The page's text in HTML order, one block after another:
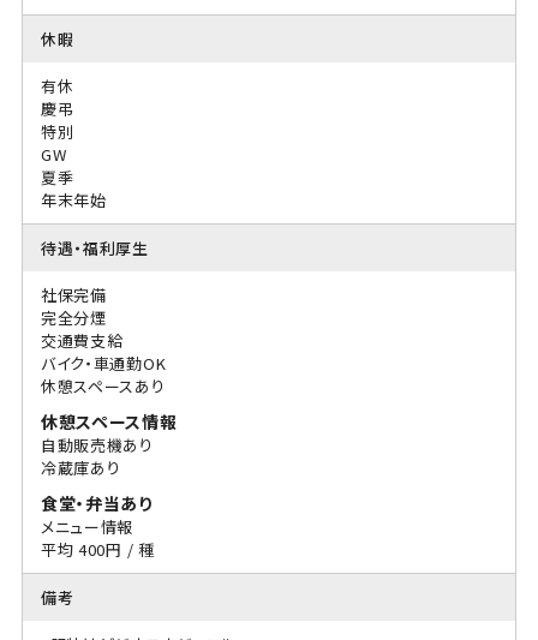
休暇
有休
慶弔
特別
GW
夏季
年末年始
待遇・福利厚生
社保完備
完全分煙
交通費支給
バイク・車通勤OK
休憩スペースあり
休憩スペース情報
自動販売機あり
冷蔵庫あり
食堂・弁当あり
メニュー情報
平均 400円 / 種
備考